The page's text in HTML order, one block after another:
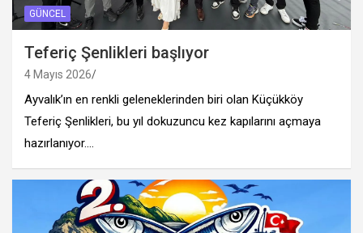
GÜNCEL
Teferiç Şenlikleri başlıyor
4 Mayıs 2026
Ayvalık’ın en renkli geleneklerinden biri olan Küçükköy
Teferiç Şenlikleri, bu yıl dokuzuncu kez kapılarını açmaya
hazırlanıyor.…